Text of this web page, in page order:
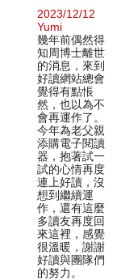
2023/12/12
Yumi
幾年前偶然得
知周博士離世
的消息，來到
好讀網站總會
覺得有點悵
然，也以為不
會再運作了。
今年為老父親
添購電子閱讀
器，抱著試一
試的心情再度
連上好讀，沒
想到繼續運
作，還有這麼
多讀友再度回
來這裡，感覺
很溫暖，謝謝
好讀與團隊們
的努力。